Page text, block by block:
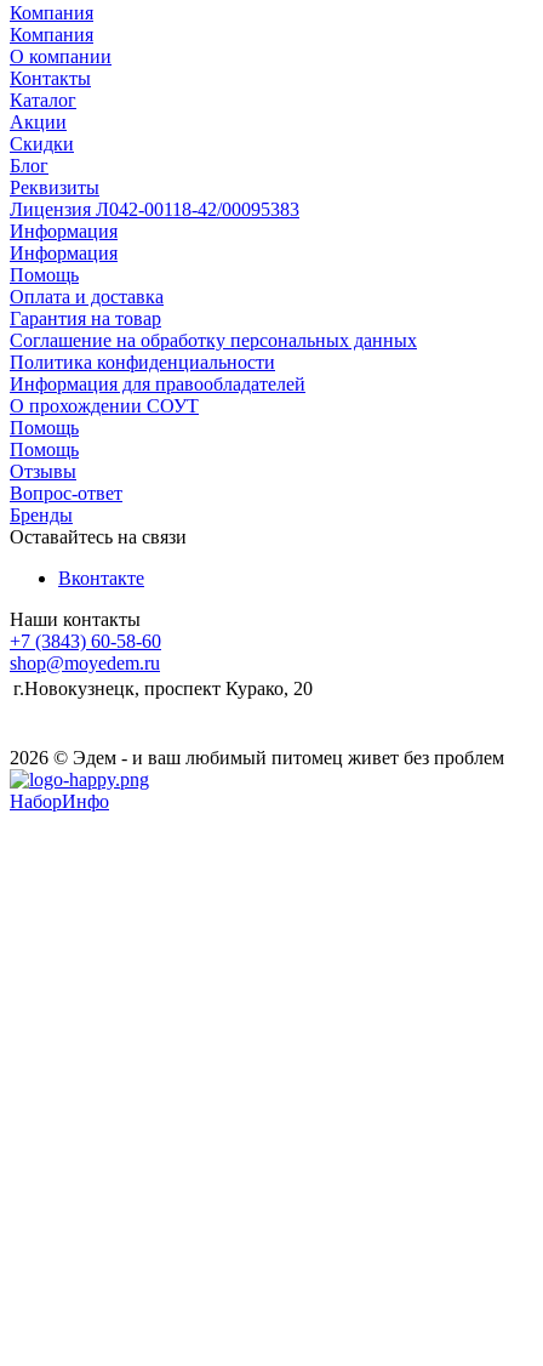
Компания
Компания
О компании
Контакты
Каталог
Акции
Скидки
Блог
Реквизиты
Лицензия Л042-00118-42/00095383
Информация
Информация
Помощь
Оплата и доставка
Гарантия на товар
Соглашение на обработку персональных данных
Политика конфиденциальности
Информация для правообладателей
О прохождении СОУТ
Помощь
Помощь
Отзывы
Вопрос-ответ
Бренды
Оставайтесь на связи
Вконтакте
Наши контакты
+7 (3843) 60-58-60
shop@moyedem.ru
г.Новокузнецк, проспект Курако, 20
2026 © Эдем - и ваш любимый питомец живет без проблем
НаборИнфо